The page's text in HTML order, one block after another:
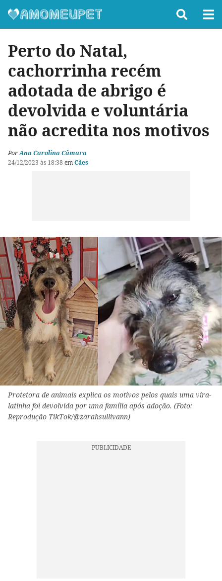
Perto do Natal,
cachorrinha recém
adotada de abrigo é
devolvida e voluntária
não acredita nos motivos
PorAna Carolina Câmara
24/12/2023 às 18:38 emCães
Protetora de animais explica os motivos pelos quais uma vira-
latinha foi devolvida por uma família após adoção. (Foto:
Reprodução TikTok/@zarahsullivann)